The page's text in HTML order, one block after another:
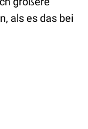
als es das bei